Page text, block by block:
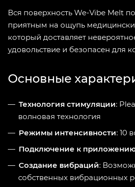
Вся поверхность We-Vibe Melt
приятным на ощупь
который доставляет
удовольствие и безопасен для
Основные
Технология стимуляции:
волновая технология
Режимы интенсивности: 10
Подключение к
Создание вибраций:
собственных вибрационных